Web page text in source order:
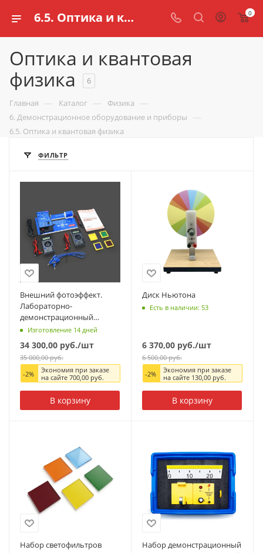
6.5. Оптика и квантовая физика — купить демонстрационное оборудование по физике в интернет магазине schools.ru 0
Оптика и квантовая
физика
6
Главная — Каталог — Физика —
6. Демонстрационное оборудование и приборы —
6.5. Оптика и квантовая физика
ФИЛЬТР
Внешний фотоэффект.
Лабораторно-
демонстрационный
комплект
Изготовление 14 дней
34 300,00 руб./шт
35 000,00руб.
-2%
Экономия при заказе
на сайте 700,00руб.
В корзину
Диск Ньютона
Есть в наличии: 53
6 370,00 руб./шт
6 500,00руб.
-2%
Экономия при заказе
на сайте 130,00руб.
В корзину
Набор светофильтров
Набор демонстрационный